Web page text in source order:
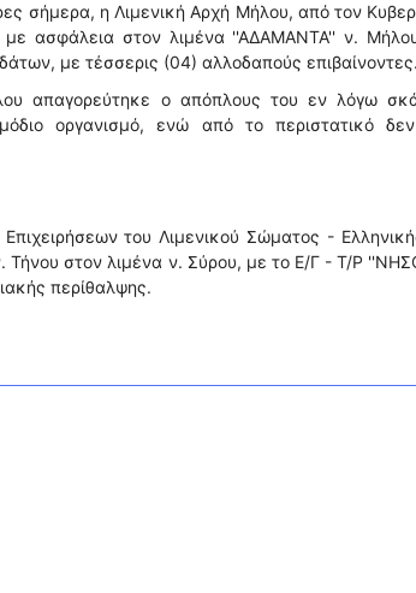
σήμερα, η Λιμενική Αρχή Μήλου, από τον
με ασφάλεια στον λιμένα ''ΑΔΑΜΑΝΤΑ'' ν.
με τέσσερις (04) αλλοδαπούς επιβαίνοντες.
απαγορεύτηκε ο απόπλους του εν λόγω
οργανισμό, ενώ από το περιστατικό
του Λιμενικού Σώματος -
Τήνου στον λιμένα ν. Σύρου, με το Ε/Γ - Τ/Ρ
περίθαλψης.